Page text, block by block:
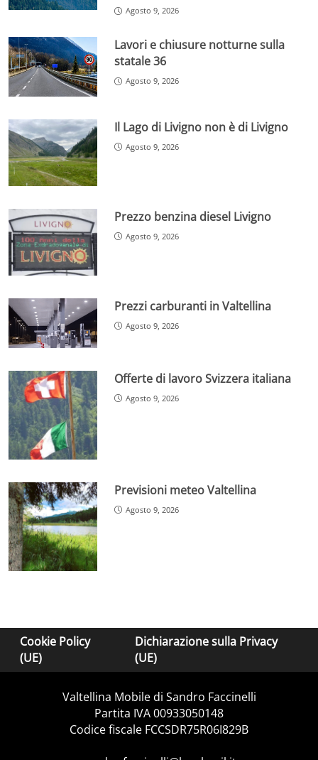
Agosto 9, 2026
Lavori e chiusure notturne sulla
statale 36
Agosto 9, 2026
Il Lago di Livigno non è di Livigno
Agosto 9, 2026
Prezzo benzina diesel Livigno
Agosto 9, 2026
Prezzi carburanti in Valtellina
Agosto 9, 2026
Offerte di lavoro Svizzera italiana
Agosto 9, 2026
Previsioni meteo Valtellina
Agosto 9, 2026
Cookie Policy
(UE)
Dichiarazione sulla Privacy
(UE)
Valtellina Mobile di Sandro Faccinelli
Partita IVA 00933050148
Codice fiscale FCCSDR75R06I829B